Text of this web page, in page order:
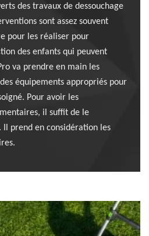
des travaux de dessouchage
sont assez souvent
pour les réaliser pour
des enfants qui peuvent
va prendre en main les
équipements appropriés pour
Pour avoir les
il suffit de le
prend en considération les